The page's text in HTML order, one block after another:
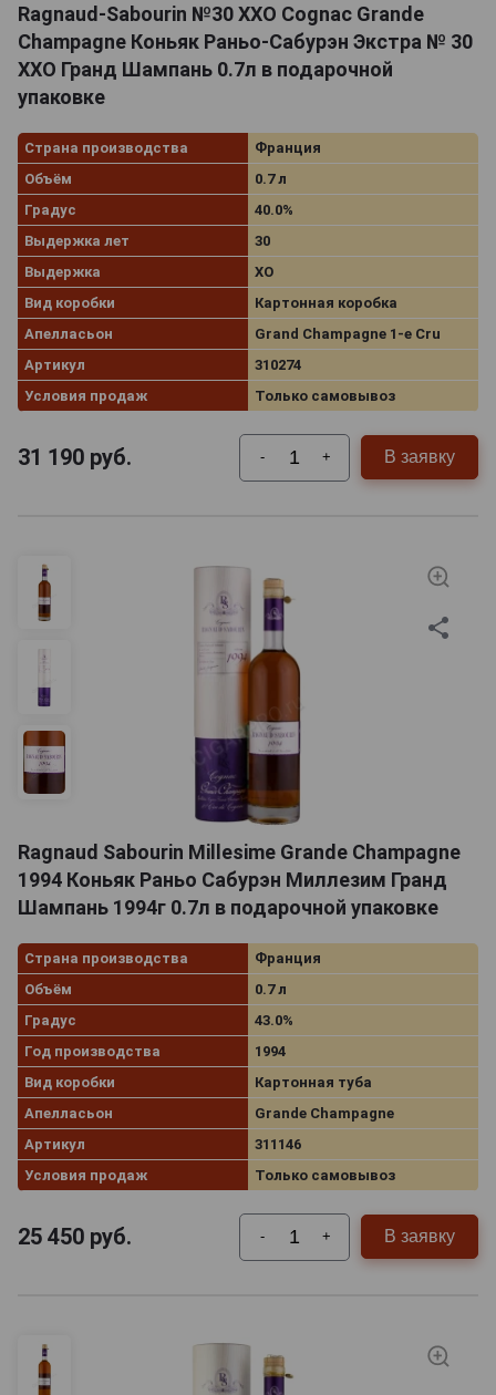
Ragnaud-Sabourin №30 XXO Cognac Grande
Champagne Коньяк Раньо-Сабурэн Экстра № 30
ХХО Гранд Шампань 0.7л в подарочной
упаковке
Страна производства
Франция
Объём
0.7 л
Градус
40.0%
Выдержка лет
30
Выдержка
XO
Вид коробки
Картонная коробка
Апелласьон
Grand Champagne 1-e Cru
Артикул
310274
Условия продаж
Только самовывоз
31 190 руб. - + В заявку
Ragnaud Sabourin Millesime Grande Champagne
1994 Коньяк Раньо Сабурэн Миллезим Гранд
Шампань 1994г 0.7л в подарочной упаковке
Страна производства
Франция
Объём
0.7 л
Градус
43.0%
Год производства
1994
Вид коробки
Картонная туба
Апелласьон
Grande Champagne
Артикул
311146
Условия продаж
Только самовывоз
25 450 руб. - + В заявку